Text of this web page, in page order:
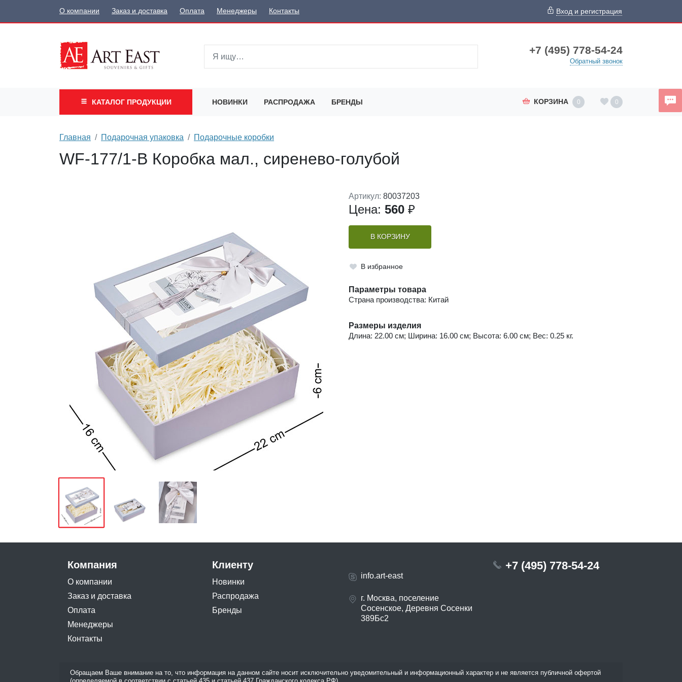
О компании Заказ и доставка Оплата Менеджеры Контакты Вход и регистрация
+7 (495) 778-54-24
Обратный звонок
КАТАЛОГ ПРОДУКЦИИ НОВИНКИ РАСПРОДАЖА БРЕНДЫ КОРЗИНА 0 0
Главная Подарочная упаковка Подарочные коробки
WF-177/1-B Коробка мал., сиренево-голубой
Артикул: 80037203
Цена: 560 ₽
В КОРЗИНУ
В избранное
Параметры товара
Страна производства: Китай
Размеры изделия
Длина: 22.00 см; Ширина: 16.00 см; Высота: 6.00 см; Вес: 0.25 кг.
Компания
О компании
Заказ и доставка
Оплата
Менеджеры
Контакты
Клиенту
Новинки
Распродажа
Бренды
info.art-east
г. Москва, поселение
Сосенское, Деревня Сосенки
389Бс2
+7 (495) 778-54-24
Обращаем Ваше внимание на то, что информация на данном сайте носит исключительно уведомительный и информационный характер и не является публичной офертой